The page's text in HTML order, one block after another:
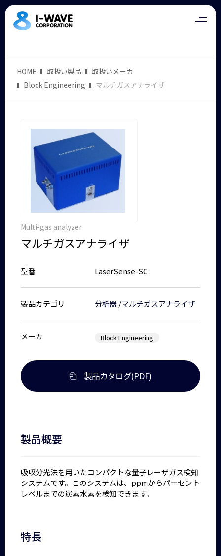
HOME 取扱い製品
取扱いメーカ
Block Engineering
マルチガスアナライザ
Multi-gas analyzer
マルチガスアナライザ
型番 LaserSense-SC
製品カテゴリ 分析器/マルチガスアナライザ
メーカ Block Engineering
製品カタログ(PDF)
製品概要
吸収分光法を用いたコンパクトな量子レーザガス検知
システムです。このシステムは、ppmからパーセント
レベルまでの炭素水素を検知できます。
特長